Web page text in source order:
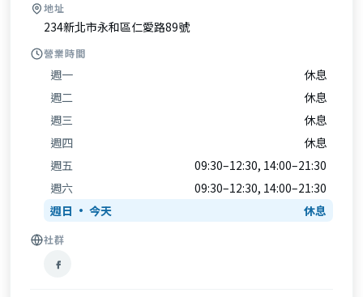
地址
234新北市永和區仁愛路89號
營業時間
週一
休息
週二
休息
週三
休息
週四
休息
週五
09:30–12:30, 14:00–21:30
週六
09:30–12:30, 14:00–21:30
週日
休息
社群